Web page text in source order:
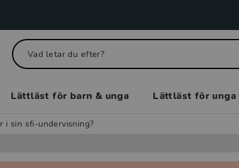
Lättläst för barn & unga Lättläst för unga
sin sfi-undervisning?